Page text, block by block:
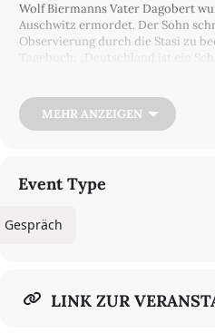
Wolf Biermanns Vater Dagobert
Auschwitz ermordet. Der Sohn
Observierung durch die Stasi zu
Tagebuch: „Deutschland ist ein
waren Juden und Kommunisten
dieser Personalunion das prekäre
Schuldigen – Holocaust-Mahnmal
(2021).
MEHR ANZEIGEN
Event Type
Gespräch
LINK ZUR